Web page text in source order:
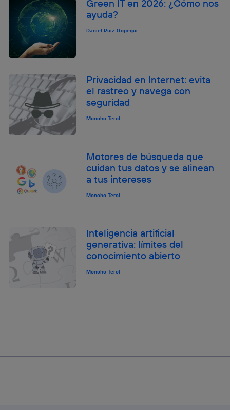
Green IT en 2026: ¿Cómo nos
ayuda?
Daniel Ruiz-Gopegui
Privacidad en Internet: evita
el rastreo y navega con
seguridad
Moncho Terol
Motores de búsqueda que
cuidan tus datos y se alinean
a tus intereses
Moncho Terol
Inteligencia artificial
generativa: límites del
conocimiento abierto
Moncho Terol